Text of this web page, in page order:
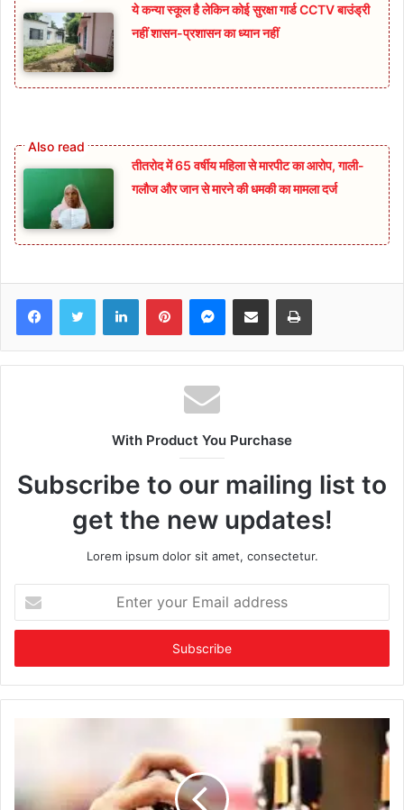
ये कन्या स्कूल है लेकिन कोई सुरक्षा गार्ड CCTV बाउंड्री
नहीं शासन-प्रशासन का ध्यान नहीं
तीतरोद में 65 वर्षीय महिला से मारपीट का आरोप, गाली-
गलौज और जान से मारने की धमकी का मामला दर्ज
FacebookTwitter LinkedInPinterestMessenger
Share via Email Print
With Product You Purchase
Subscribe to our mailing list to
get the new updates!
Lorem ipsum dolor sit amet, consectetur.
your
Email